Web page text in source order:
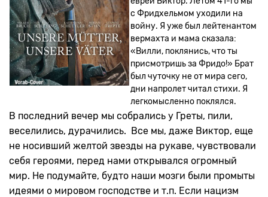
с Фридхельмом уходили на
войну. Я уже был лейтенантом
вермахта и мама сказала:
«Вилли, поклянись, что ты
присмотришь за Фридо!» Брат
был чуточку не от мира сего,
дни напролет читал стихи. Я
легкомысленно поклялся.
В последний вечер мы собрались у Греты, пили,
веселились, дурачились. Все мы, даже Виктор, еще
не носивший желтой звезды на рукаве, чувствовали
себя героями, перед нами открывался огромный
мир. Не подумайте, будто наши мозги были промыты
идеями о мировом господстве и т.п. Если нацизм